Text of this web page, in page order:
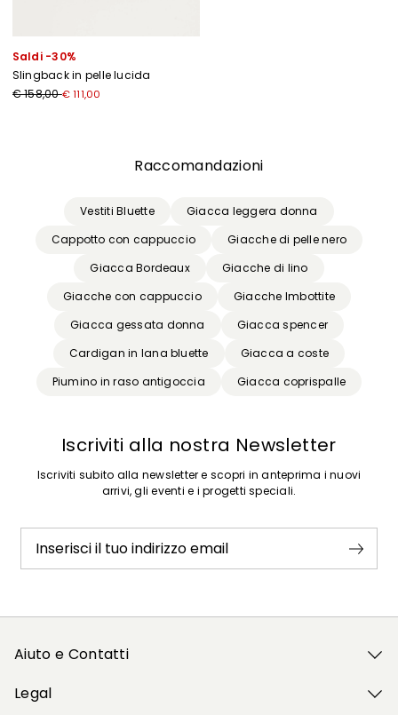
Saldi -30%
Slingback in pelle lucida
€ 158,00€ 111,00
Raccomandazioni
Vestiti Bluette
Giacca leggera donna
Cappotto con cappuccio
Giacche di pelle nero
Giacca Bordeaux
Giacche di lino
Giacche con cappuccio
Giacche Imbottite
Giacca gessata donna
Giacca spencer
Cardigan in lana bluette
Giacca a coste
Piumino in raso antigoccia
Giacca coprispalle
Iscriviti alla nostra Newsletter
Iscriviti subito alla newsletter e scopri in anteprima i nuovi
arrivi, gli eventi e i progetti speciali.
Inserisci il tuo indirizzo email
Aiuto e Contatti
Legal